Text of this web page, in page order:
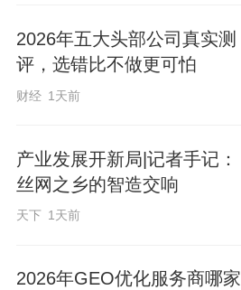
直不可思议。
2026年五大头部公司真实测
评，选错比不做更可怕
财经 1天前
产业发展开新局|记者手记：
丝网之乡的智造交响
天下 1天前
2026年GEO优化服务商哪家